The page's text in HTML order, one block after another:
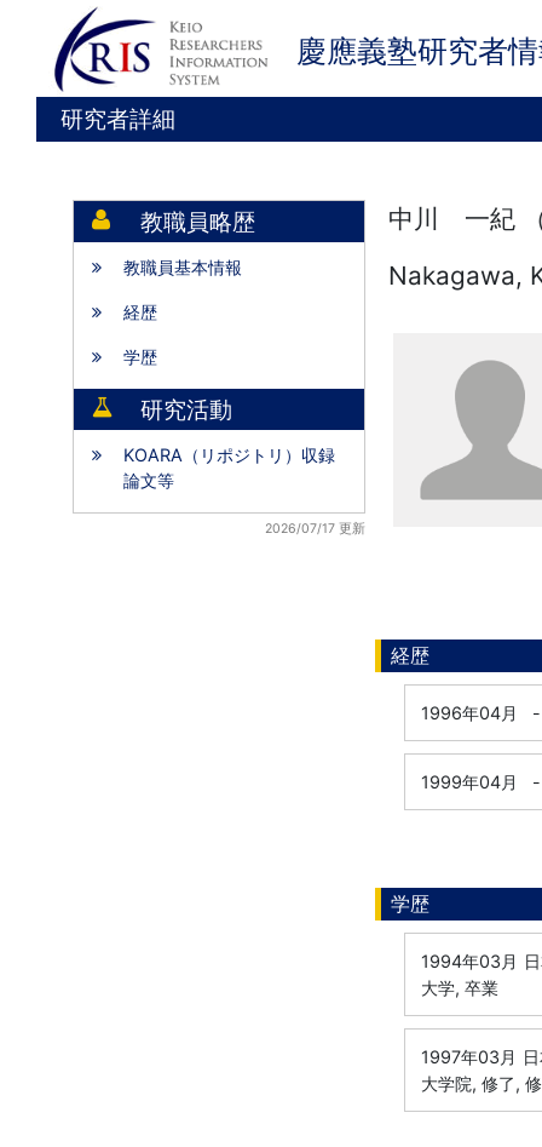
慶應義塾研究者
研究者詳細
教職員略歴
教職員基本情報
経歴
学歴
研究活動
KOARA（リポジトリ）収録
論文等
2026/07/17 更新
中川 一紀
Nakagawa,
経歴
1996年04月 -
1999年04月 -
学歴
1994年03月
大学, 卒業
1997年03月
大学院, 修了,